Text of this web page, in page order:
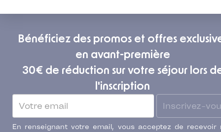
Bénéficiez des promos et offres
en avant-première
30€ de réduction sur votre séjour lors
l'inscription
Inscrivez-
En renseignant votre email, vous acceptez de recevoir